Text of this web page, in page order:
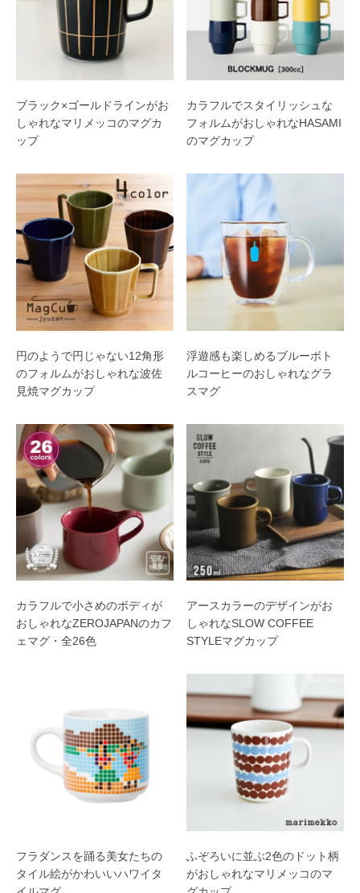
ブラック×ゴールドラインがお
しゃれなマリメッコのマグカ
ップ
カラフルでスタイリッシュな
フォルムがおしゃれなHASAMI
のマグカップ
円のようで円じゃない12角形
のフォルムがおしゃれな波佐
見焼マグカップ
浮遊感も楽しめるブルーボト
ルコーヒーのおしゃれなグラ
スマグ
カラフルで小さめのボディが
おしゃれなZEROJAPANのカフ
ェマグ・全26色
アースカラーのデザインがお
しゃれなSLOW COFFEE
STYLEマグカップ
フラダンスを踊る美女たちの
タイル絵がかわいいハワイタ
ふぞろいに並ぶ2色のドット柄
がおしゃれなマリメッコのマ